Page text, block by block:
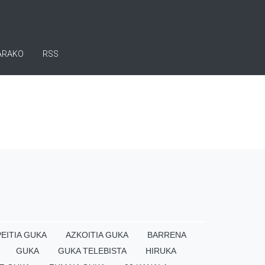
RSS
GUKA AZKOITIA GUKA
BARRENA
GUKA
GUKA TELEBISTA
HIRUKA